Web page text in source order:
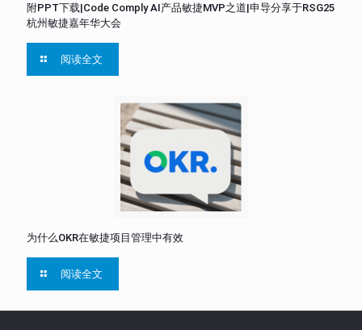
附PPT下载|Code Comply AI产品敏捷MVP之道|申导分享于RSG25
杭州敏捷嘉年华大会
阅读全文
为什么OKR在敏捷项目管理中有效
阅读全文